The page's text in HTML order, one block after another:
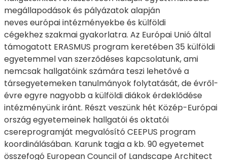
megállapodások és pályázatok alapján
neves európai intézményekbe és külföldi
cégekhez szakmai gyakorlatra. Az Európai Unió által
támogatott ERASMUS program keretében 35 külföldi
egyetemmel van szerződéses kapcsolatunk, ami
nemcsak hallgatóink számára teszi lehetővé a
társegyetemeken tanulmányok folytatását, de évről-
évre egyre nagyobb a külföldi diákok érdeklődése
intézményünk iránt. Részt veszünk hét Közép-Európai
ország egyetemeinek hallgatói és oktatói
csereprogramját megvalósító CEEPUS program
koordinálásában. Karunk tagja a kb. 90 egyetemet
összefogó European Council of Landscape Architect